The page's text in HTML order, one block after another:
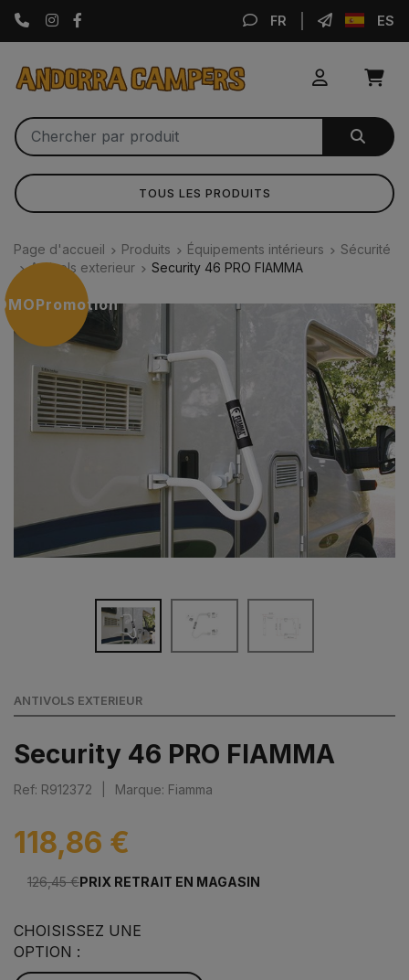
Instagram FR ES
TOUS LES PRODUITS
Page d'accueil Produits Équipements intérieurs
Sécurité
Antivols exterieur
Security 46 PRO FIAMMA
Promotion
ANTIVOLS EXTERIEUR
Security 46 PRO FIAMMA
Ref: R912372 Marque: Fiamma
118,86 €
126,45 €PRIX RETRAIT EN MAGASIN
CHOISISSEZ UNE
OPTION :